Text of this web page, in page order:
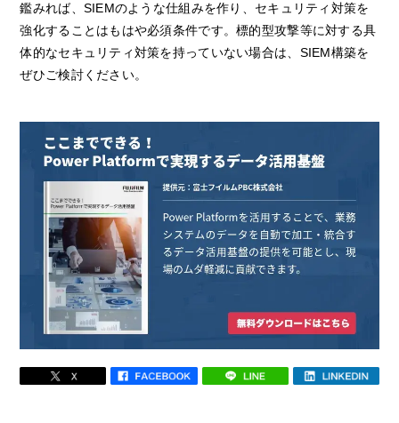
鑑みれば、SIEMのような仕組みを作り、セキュリティ対策を
強化することはもはや必須条件です。標的型攻撃等に対する具
体的なセキュリティ対策を持っていない場合は、SIEM構築を
ぜひご検討ください。